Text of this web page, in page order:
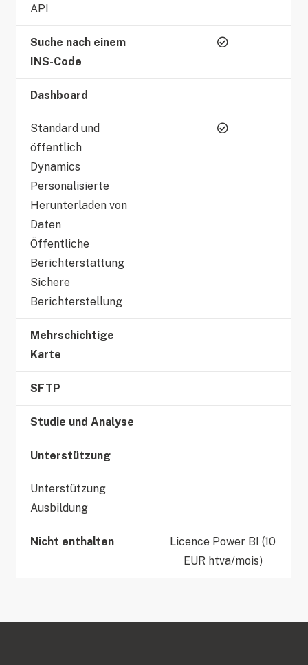
API
Suche nach einem
INS-Code
Dashboard
Standard und
öffentlich
Dynamics
Personalisierte
Herunterladen von
Daten
Öffentliche
Berichterstattung
Sichere
Berichterstellung
Mehrschichtige
Karte
SFTP
Studie und Analyse
Unterstützung
Unterstützung
Ausbildung
Nicht enthalten
Licence Power BI (10
EUR htva/mois)